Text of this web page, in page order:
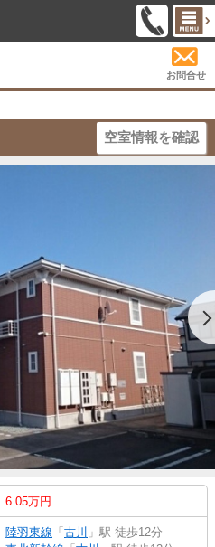
お問合せ
空室情報を確認
6.05万円
陸羽東線 「 古川 」駅 徒歩12分